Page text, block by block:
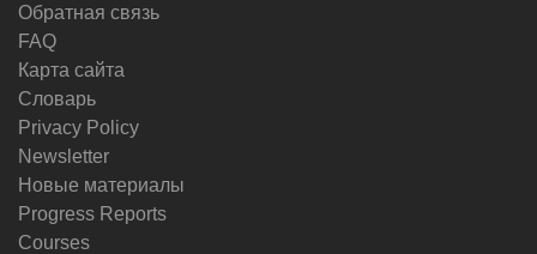
Обратная связь
FAQ
Карта сайта
Словарь
Privacy Policy
Newsletter
Новые материалы
Progress Reports
Courses